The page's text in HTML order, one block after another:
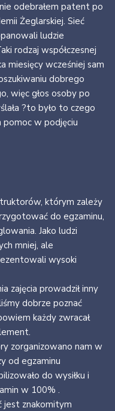
odebrałem patent po
Żeglarskiej. Sieć
ludzie
rodzaj współczesnej
miesięcy wcześniej sam
dobrego
więc głos osoby po
?to było to czego
pomoc w podjęciu
którym zależy
do egzaminu,
Jako ludzi
mniej, ale
wysoki
zajęcia prowadził inny
dobrze poznać
każdy zwracał
zorganizowano nam w
od egzaminu
do wysiłku i
w 100% .
jest znakomitym